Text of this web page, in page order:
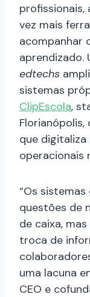
profissionais,
vez mais
acompanhar
aprendizado.
edtechs
sistemas
ClipEscola,
que
operacionais
“Os
questões de
de caixa,
troca de
uma lacuna
CEO e